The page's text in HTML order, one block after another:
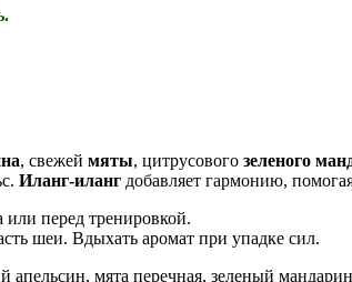
, свежей мяты, цитрусового зеленого
Иланг-иланг добавляет гармонию,
или перед тренировкой.
шеи. Вдыхать аромат при упадке сил.
мята перечная, зеленый